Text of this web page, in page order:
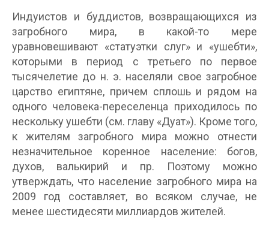
Индуистов и буддистов, возвращающихся из
загробного мира, в какой-то мере
уравновешивают «статуэтки слуг» и «ушебти»,
которыми в период с третьего по первое
тысячелетие до н. э. населяли свое загробное
царство египтяне, причем сплошь и рядом на
одного человека-переселенца приходилось по
нескольку ушебти (см. главу «Дуат»). Кроме того,
к жителям загробного мира можно отнести
незначительное коренное население: богов,
духов, валькирий и пр. Поэтому можно
утверждать, что население загробного мира на
2009 год составляет, во всяком случае, не
менее шестидесяти миллиардов жителей.